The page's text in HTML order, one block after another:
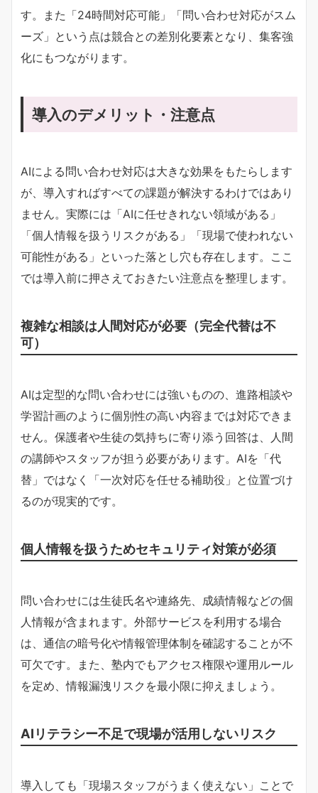
す。また「24時間対応可能」「問い合わせ対応がスム
ーズ」という点は競合との差別化要素となり、集客強
化にもつながります。
導入のデメリット・注意点
AIによる問い合わせ対応は大きな効果をもたらします
が、導入すればすべての課題が解決するわけではあり
ません。実際には「AIに任せきれない領域がある」
「個人情報を扱うリスクがある」「現場で使われない
可能性がある」といった落とし穴も存在します。ここ
では導入前に押さえておきたい注意点を整理します。
複雑な相談は人間対応が必要（完全代替は不
可）
AIは定型的な問い合わせには強いものの、進路相談や
学習計画のように個別性の高い内容までは対応できま
せん。保護者や生徒の気持ちに寄り添う回答は、人間
の講師やスタッフが担う必要があります。AIを「代
替」ではなく「一次対応を任せる補助役」と位置づけ
るのが現実的です。
個人情報を扱うためセキュリティ対策が必須
問い合わせには生徒氏名や連絡先、成績情報などの個
人情報が含まれます。外部サービスを利用する場合
は、通信の暗号化や情報管理体制を確認することが不
可欠です。また、塾内でもアクセス権限や運用ルール
を定め、情報漏洩リスクを最小限に抑えましょう。
AIリテラシー不足で現場が活用しないリスク
導入しても「現場スタッフがうまく使えない」ことで